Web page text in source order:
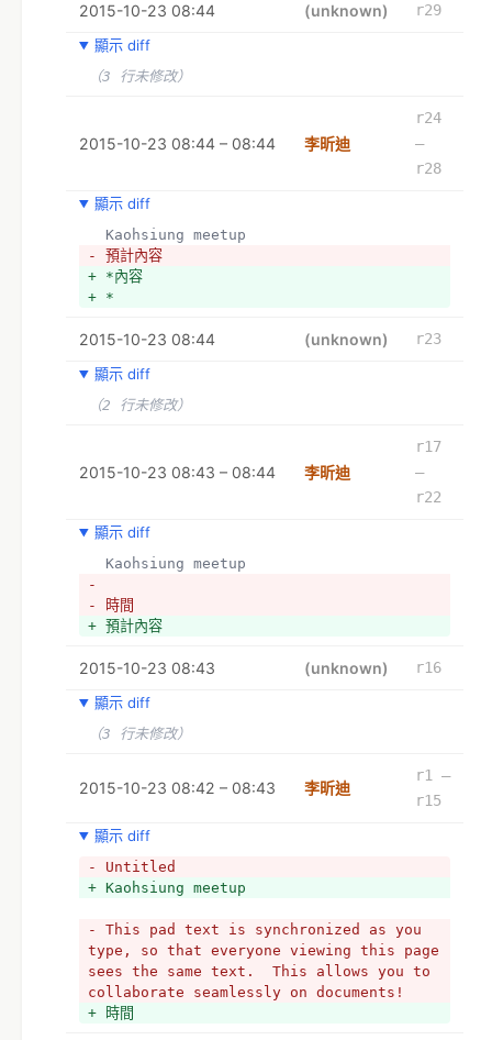
2015-10-23 08:44 (unknown)
r29
顯示 diff
（3 行未修改）
2015-10-23 08:44 – 08:44 李昕迪
r24
–
r28
顯示 diff
  Kaohsiung meetup
- 預計內容
+ *內容
+ *
2015-10-23 08:44 (unknown)
r23
顯示 diff
（2 行未修改）
2015-10-23 08:43 – 08:44 李昕迪
r17
–
r22
顯示 diff
  Kaohsiung meetup
-
- 時間
+ 預計內容
2015-10-23 08:43 (unknown)
r16
顯示 diff
（3 行未修改）
2015-10-23 08:42 – 08:43 李昕迪
r1 –
r15
顯示 diff
- Untitled
+ Kaohsiung meetup
- This pad text is synchronized as you
type, so that everyone viewing this page
sees the same text.  This allows you to
collaborate seamlessly on documents!
+ 時間